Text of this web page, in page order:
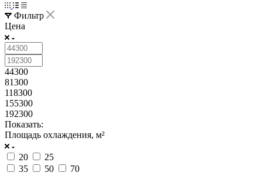
Фильтр
Цена
44300
81300
118300
155300
192300
Показать:
Площадь охлаждения, м²
20
25
35
50
70